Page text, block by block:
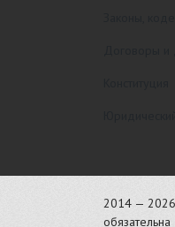
2014 — 2026
обязательна